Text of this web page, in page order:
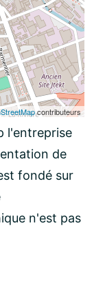
contributeurs
l'entreprise
de
fondé sur
n'est pas